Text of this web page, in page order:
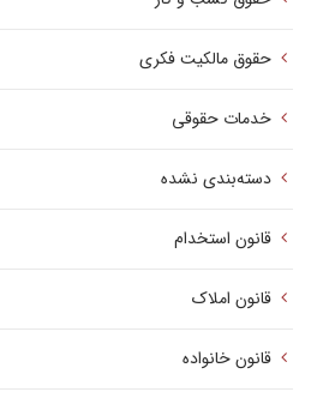
حقوق مالکیت فکری
خدمات حقوقی
دسته‌بندی نشده
قانون استخدام
قانون املاک
قانون خانواده